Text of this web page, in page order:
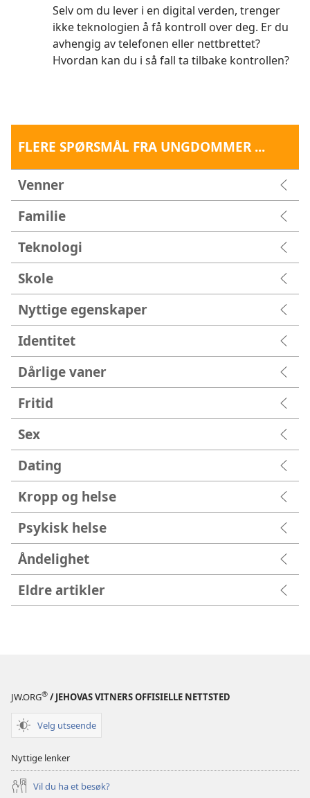
Selv om du lever i en digital verden, trenger
ikke teknologien å få kontroll over deg. Er du
avhengig av telefonen eller nettbrettet?
Hvordan kan du i så fall ta tilbake kontrollen?
FLERE SPØRSMÅL FRA UNGDOMMER ...
Venner
Familie
Teknologi
Skole
Nyttige egenskaper
Identitet
Dårlige vaner
Fritid
Sex
Dating
Kropp og helse
Psykisk helse
Åndelighet
Eldre artikler
JW.ORG® / JEHOVAS VITNERS OFFISIELLE NETTSTED
Velg utseende
Nyttige lenker
Vil du ha et besøk?